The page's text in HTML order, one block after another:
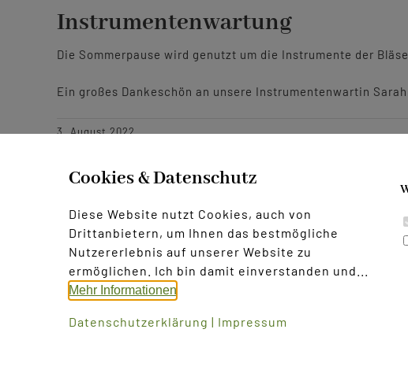
Instrumentenwartung
Die Sommerpause wird genutzt um die Instrumente der
Ein großes Dankeschön an unsere Instrumentenwartin
3. August 2022
Weitererzählen:
Cookies & Datenschutz
Diese Website nutzt Cookies, auch von
Drittanbietern, um Ihnen das bestmögliche
Nutzererlebnis auf unserer Website zu
ermöglichen. Ich bin damit einverstanden und...
Mehr Informationen
Datenschutzerklärung | Impressum